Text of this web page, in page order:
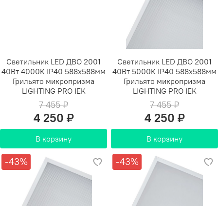
Светильник LED ДВО 2001
40Вт 4000К IP40 588х588мм
Грильято микропризма
LIGHTING PRO IEK
7 455 ₽
4 250 ₽
В корзину
Светильник LED ДВО 2001
40Вт 5000К IP40 588х588мм
Грильято микропризма
LIGHTING PRO IEK
7 455 ₽
4 250 ₽
В корзину
-43% -43%